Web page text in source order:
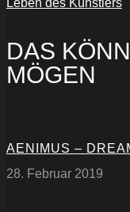
Leben des Künstlers
DAS
MÖGEN
AENIMUS –
28. Februar 2019